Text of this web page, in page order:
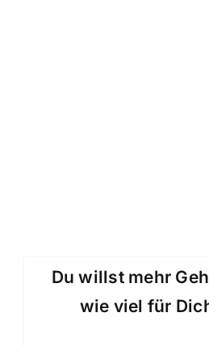
Du willst mehr
wie viel für